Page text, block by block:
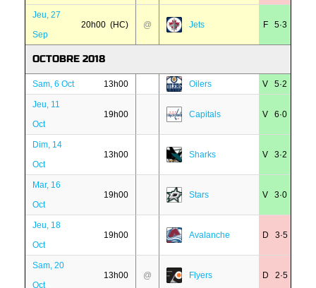
Jeu, 27
Sep
20h00 (HC) @ Jets F 5·3
OCTOBRE 2018
Sam, 6 Oct 13h00 Oilers V 5·2
Jeu, 11
Oct
19h00 Capitals V 6·0
Dim, 14
Oct
13h00 Sharks V 3·2
Mar, 16
Oct
19h00 Stars V 3·0
Jeu, 18
Oct
19h00 Avalanche D 3·5
Sam, 20
Oct
13h00 @ Flyers D 2·5